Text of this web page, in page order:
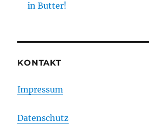
in Butter!
KONTAKT
Impressum
Datenschutz